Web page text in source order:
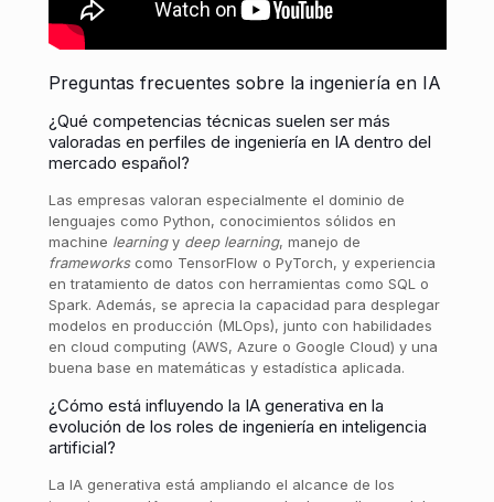
Preguntas frecuentes sobre la ingeniería en IA
¿Qué competencias técnicas suelen ser más
valoradas en perfiles de ingeniería en IA dentro del
mercado español?
Las empresas valoran especialmente el dominio de
lenguajes como Python, conocimientos sólidos en
machine learningy deep learning, manejo de
frameworkscomo TensorFlow o PyTorch, y experiencia
en tratamiento de datos con herramientas como SQL o
Spark. Además, se aprecia la capacidad para desplegar
modelos en producción (MLOps), junto con habilidades
en cloud computing (AWS, Azure o Google Cloud) y una
buena base en matemáticas y estadística aplicada.
¿Cómo está influyendo la IA generativa en la
evolución de los roles de ingeniería en inteligencia
artificial?
La IA generativa está ampliando el alcance de los